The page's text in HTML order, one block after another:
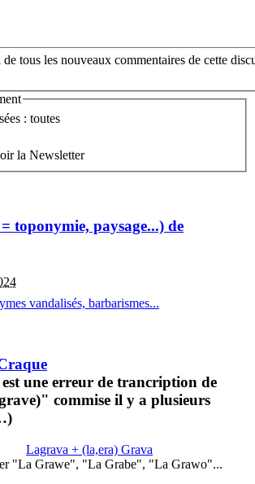
tous les nouveaux commentaires de cette
: toutes
la Newsletter
toponymie, paysage...) de
vandalisés, barbarismes...
une erreur de trancription de
commise il y a plusieurs
Lagrava + (la,era) Grava
"La Grawe", "La Grabe", "La Grawo"...